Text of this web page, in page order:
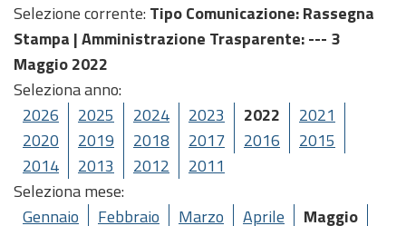
Selezione corrente: Tipo Comunicazione: Rassegna
Stampa |Amministrazione Trasparente: --- 3
Maggio 2022
Seleziona anno:
2026
2025 2024 2023 2022
2021
2020
2019 2018 2017 2016
2015
2014
2013 2012
2011
Seleziona mese:
Gennaio
Febbraio Marzo Aprile
Maggio